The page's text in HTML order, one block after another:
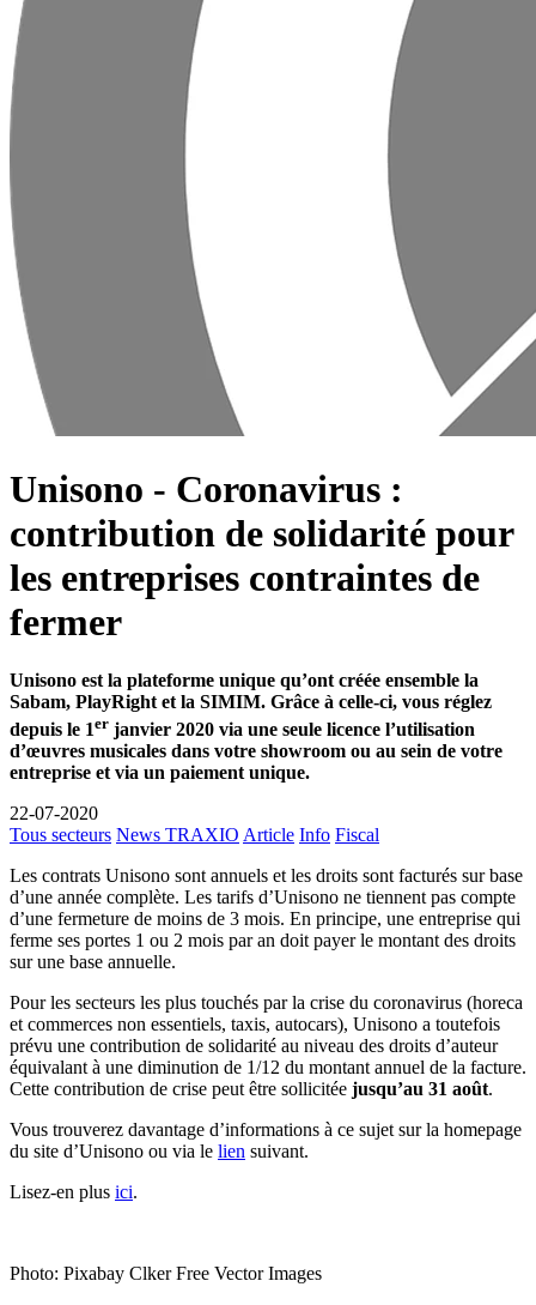
Unisono - Coronavirus :
contribution de solidarité pour
les entreprises contraintes de
fermer
Unisono est la plateforme unique qu’ont créée ensemble la
Sabam, PlayRight et la SIMIM. Grâce à celle-ci, vous réglez
depuis le 1er janvier 2020 via une seule licence l’utilisation
d’œuvres musicales dans votre showroom ou au sein de votre
entreprise et via un paiement unique.
22-07-2020
Tous secteurs News TRAXIO Article Info Fiscal
Les contrats Unisono sont annuels et les droits sont facturés sur base
d’une année complète. Les tarifs d’Unisono ne tiennent pas compte
d’une fermeture de moins de 3 mois. En principe, une entreprise qui
ferme ses portes 1 ou 2 mois par an doit payer le montant des droits
sur une base annuelle.
Pour les secteurs les plus touchés par la crise du coronavirus (horeca
et commerces non essentiels, taxis, autocars), Unisono a toutefois
prévu une contribution de solidarité au niveau des droits d’auteur
équivalant à une diminution de 1/12 du montant annuel de la facture.
Cette contribution de crise peut être sollicitée jusqu’au 31 août.
Vous trouverez davantage d’informations à ce sujet sur la homepage
du site d’Unisono ou via le lien suivant.
Lisez-en plus ici.
Photo: Pixabay Clker Free Vector Images